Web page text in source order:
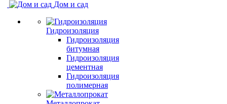
Дом и сад
Гидроизоляция
Гидроизоляция
битумная
Гидроизоляция
цементная
Гидроизоляция
полимерная